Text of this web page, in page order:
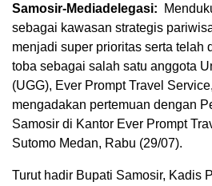
Samosir-Mediadelegasi:
sebagai kawasan strategis
menjadi super prioritas serta telah
toba sebagai salah satu anggota
(UGG), Ever Prompt Travel
mengadakan pertemuan dengan
Samosir di Kantor Ever Prompt
Sutomo Medan, Rabu (29/07).
Turut hadir Bupati Samosir, Kadis